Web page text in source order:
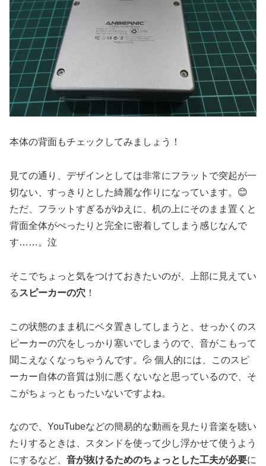
本体の背面もチェックしてみましょう！
見ての通り、デザインとしては非常にフラットで突起が一
切ない、すっきりとした綺麗な作りになっています。😊
ただ、フラットすぎるがゆえに、机の上にそのまま置くと
背面全体がぺったりと完全に密着してしまう感じなんで
す……。泣
そこでちょっと気をつけておきたいのが、上部に見えてい
る スピーカーの穴 ！
この状態のまま机にベタ置きしてしまうと、せっかくのス
ピーカーの穴をしっかり塞いでしまうので、音がこもって
聞こえなくなっちゃうんです。💦 個人的には、このスピ
ーカー自体の音質は別に悪くないなと思っているので、そ
こがちょっともったいないですよね。
なので、YouTubeなどの簡易的な動画を見たり音楽を聴い
たりするときは、スタンドを使って少し浮かせて使うよう
にするなど、 音が抜けるためのちょっとした工夫が必要に